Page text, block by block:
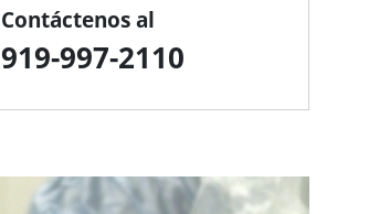
Contáctenos al
919-997-2110